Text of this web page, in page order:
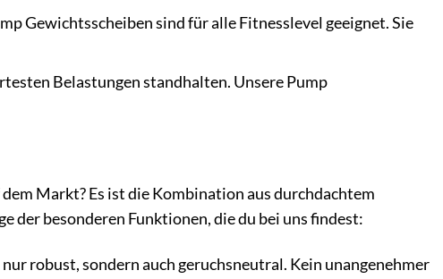
Gewichtsscheiben sind für alle Fitnesslevel geeignet. Sie
Belastungen standhalten. Unsere Pump
Markt? Es ist die Kombination aus durchdachtem
besonderen Funktionen, die du bei uns findest:
robust, sondern auch geruchsneutral. Kein unangenehmer